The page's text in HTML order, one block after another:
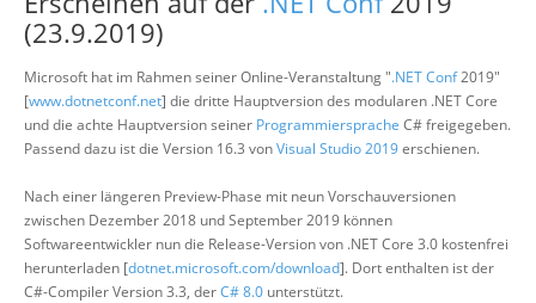
(23.9.2019)
Microsoft hat im Rahmen seiner Online-Veranstaltung ".NET Conf2019"
[www.dotnetconf.net] die dritte Hauptversion des modularen .NET Core
und die achte Hauptversion seiner Programmiersprache C# freigegeben.
Passend dazu ist die Version 16.3 vonVisual Studio 2019erschienen.
Nach einer längeren Preview-Phase mit neun Vorschauversionen
zwischen Dezember 2018 und September 2019 können
Softwareentwickler nun die Release-Version von .NET Core 3.0 kostenfrei
herunterladen [dotnet.microsoft.com/download]. Dort enthalten ist der
C#-Compiler Version 3.3, derC# 8.0 unterstützt.